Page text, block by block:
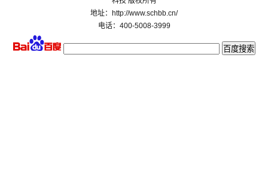
地址：http://www.schbb.cn/
电话：400-5008-3999